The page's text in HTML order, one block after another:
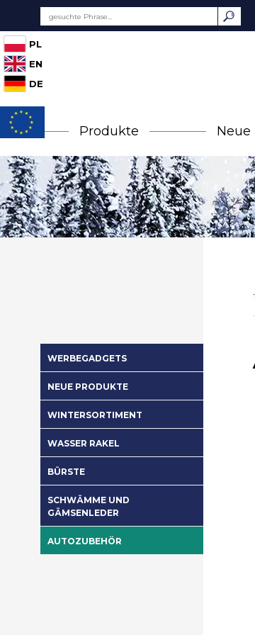
PL
EN
DE
Produkte Neue
WERBEGADGETS
NEUE PRODUKTE
WINTERSORTIMENT
WASSER RAKEL
BÜRSTE
SCHWÄMME UND
GÄMSENLEDER
AUTOZUBEHÖR